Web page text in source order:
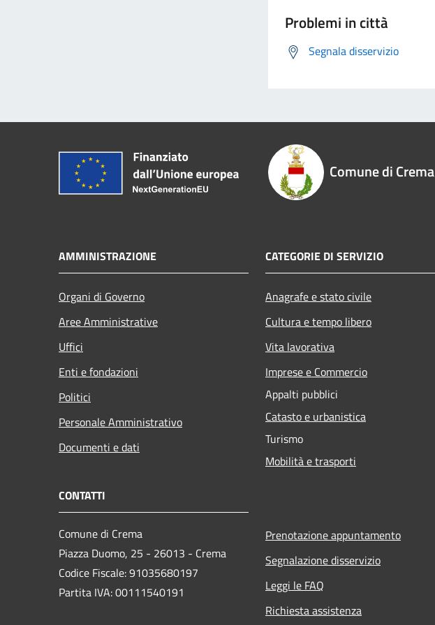
Problemi in città
Segnala disservizio
Comune di Crema
AMMINISTRAZIONE
Organi di Governo
Aree Amministrative
Uffici
Enti e fondazioni
Politici
Personale Amministrativo
Documenti e dati
CATEGORIE DI SERVIZIO
Anagrafe e stato civile
Cultura e tempo libero
Vita lavorativa
Imprese e Commercio
Appalti pubblici
Catasto e urbanistica
Turismo
Mobilità e trasporti
CONTATTI
Comune di Crema
Piazza Duomo, 25 - 26013 - Crema
Codice Fiscale: 91035680197
Partita IVA: 00111540191
Prenotazione appuntamento
Segnalazione disservizio
Leggi le FAQ
Richiesta assistenza